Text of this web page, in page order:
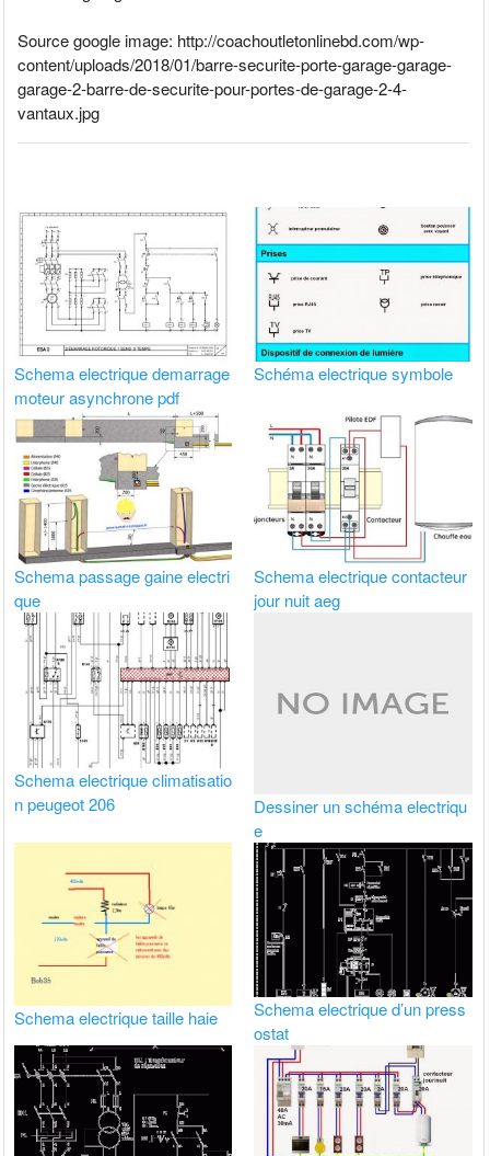
Source google image: http://coachoutletonlinebd.com/wp-
content/uploads/2018/01/barre-securite-porte-garage-garage-
garage-2-barre-de-securite-pour-portes-de-garage-2-4-
vantaux.jpg
Schema electrique demarrage
moteur asynchrone pdf
Schéma electrique symbole
Schema passage gaine electri
que
Schema electrique contacteur
jour nuit aeg
Schema electrique climatisatio
n peugeot 206
Dessiner un schéma electriqu
e
Schema electrique taille haie
Schema electrique d’un press
ostat